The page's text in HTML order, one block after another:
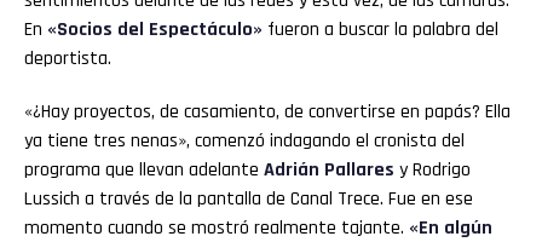
En «Socios del Espectáculo» fueron a buscar la palabra del
deportista.
«¿Hay proyectos, de casamiento, de convertirse en papás? Ella
ya tiene tres nenas», comenzó indagando el cronista del
programa que llevan adelante Adrián Pallares y Rodrigo
Lussich a través de la pantalla de Canal Trece. Fue en ese
momento cuando se mostró realmente tajante. «En algún